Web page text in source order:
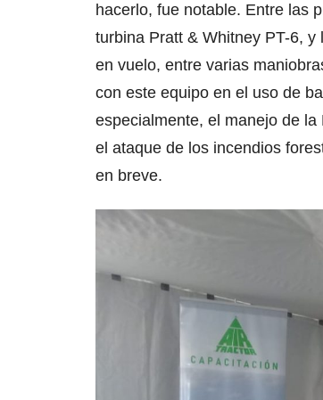
hacerlo, fue notable. Entre las
turbina Pratt & Whitney PT-6,
en vuelo, entre varias
con este equipo en el uso de
especialmente, el manejo de
el ataque de los incendios
en breve.